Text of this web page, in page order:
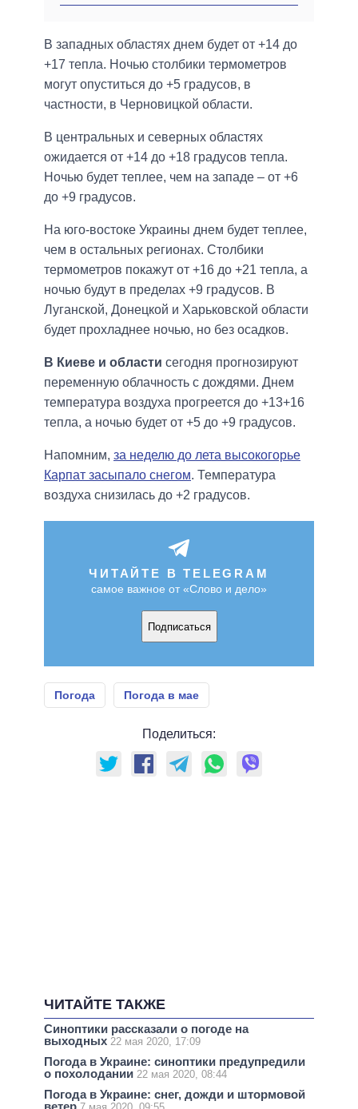
В западных областях днем будет от +14 до
+17 тепла. Ночью столбики термометров
могут опуститься до +5 градусов, в
частности, в Черновицкой области.
В центральных и северных областях
ожидается от +14 до +18 градусов тепла.
Ночью будет теплее, чем на западе – от +6
до +9 градусов.
На юго-востоке Украины днем будет теплее,
чем в остальных регионах. Столбики
термометров покажут от +16 до +21 тепла, а
ночью будут в пределах +9 градусов. В
Луганской, Донецкой и Харьковской области
будет прохладнее ночью, но без осадков.
В Киеве и области сегодня прогнозируют
переменную облачность с дождями. Днем
температура воздуха прогреется до +13+16
тепла, а ночью будет от +5 до +9 градусов.
Напомним, за неделю до лета высокогорье
Карпат засыпало снегом. Температура
воздуха снизилась до +2 градусов.
ЧИТАЙТЕ В TELEGRAM
самое важное от «Слово и дело»
Подписаться
Погода Погода в мае
Поделиться:
ЧИТАЙТЕ ТАКЖЕ
Синоптики рассказали о погоде на
выходных 22 мая 2020, 17:09
Погода в Украине: синоптики предупредили
о похолодании 22 мая 2020, 08:44
Погода в Украине: снег, дожди и штормовой